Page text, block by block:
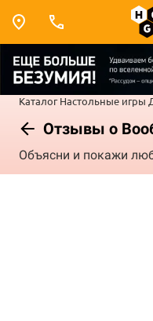
Каталог Настольные игры
Отзывы о
Объясни и покажи